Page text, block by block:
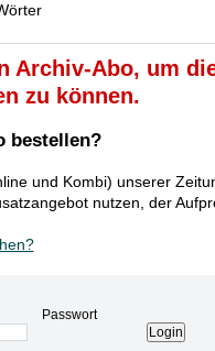
Archiv-Abo, um
zu können.
bestellen?
und Kombi) unserer
nutzen, der
Passwort